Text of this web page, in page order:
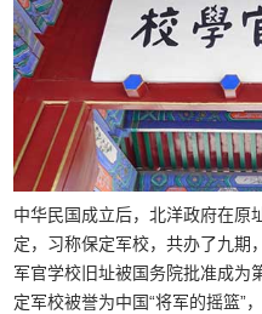
中华民国成立后，北洋政府在原
定，习称保定军校，共办了九期
军官学校旧址被国务院批准成为
定军校被誉为中国“将军的摇篮”